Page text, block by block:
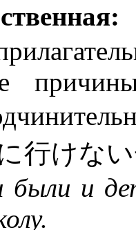
行けな
были и